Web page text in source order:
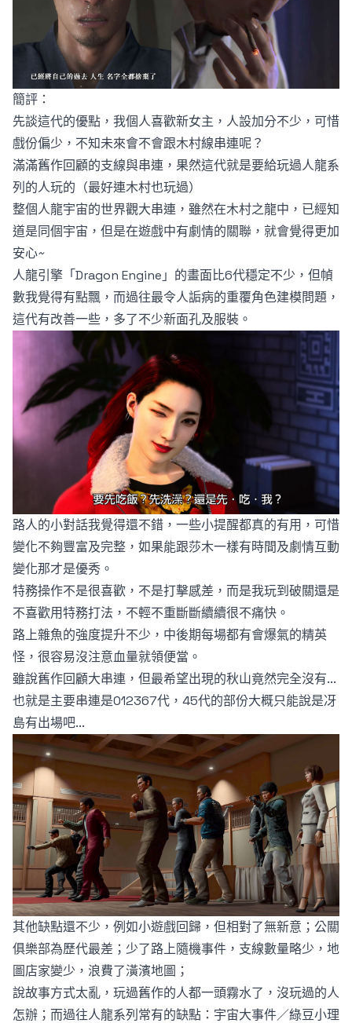
簡評：
先談這代的優點，我個人喜歡新女主，人設加分不少，可惜
戲份偏少，不知未來會不會跟木村線串連呢？
滿滿舊作回顧的支線與串連，果然這代就是要給玩過人龍系
列的人玩的（最好連木村也玩過）
整個人龍宇宙的世界觀大串連，雖然在木村之龍中，已經知
道是同個宇宙，但是在遊戲中有劇情的關聯，就會覺得更加
安心~
人龍引擎「Dragon Engine」的畫面比6代穩定不少，但幀
數我覺得有點飄，而過往最令人詬病的重覆角色建模問題，
這代有改善一些，多了不少新面孔及服裝。
路人的小對話我覺得還不錯，一些小提醒都真的有用，可惜
變化不夠豐富及完整，如果能跟莎木一樣有時間及劇情互動
變化那才是優秀。
特務操作不是很喜歡，不是打擊感差，而是我玩到破關還是
不喜歡用特務打法，不輕不重斷斷續續很不痛快。
路上雜魚的強度提升不少，中後期每場都有會爆氣的精英
怪，很容易沒注意血量就領便當。
雖說舊作回顧大串連，但最希望出現的秋山竟然完全沒有...
也就是主要串連是012367代，45代的部份大概只能說是冴
島有出場吧...
其他缺點還不少，例如小遊戲回歸，但相對了無新意；公關
俱樂部為歷代最差；少了路上隨機事件，支線數量略少，地
圖店家變少，浪費了潢濱地圖；
說故事方式太亂，玩過舊作的人都一頭霧水了，沒玩過的人
怎辦；而過往人龍系列常有的缺點：宇宙大事件／綠豆小理